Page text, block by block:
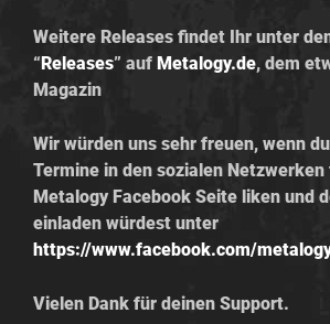
Weitere Releases findet Ihr unter
“Releases” auf Metalogy.de, dem
Magazin
Wir würden uns sehr freuen, wenn
Termine in den sozialen
Metalogy Facebook Seite liken und
einladen würdest unter
https://www.facebook.com/
Vielen Dank für deinen Support.